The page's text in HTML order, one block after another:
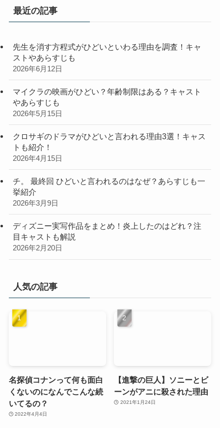
リ
最近の記事
先生を消す方程式がひどいといわる理由を調査！キャ
ストやあらすじも
2026年6月12日
マイクラの映画がひどい？年齢制限はある？キャスト
やあらすじも
2026年5月15日
クロサギのドラマがひどいと言われる理由3選！キャス
トも紹介！
2026年4月15日
チ。 最終回 ひどいと言われるのはなぜ？あらすじも一
挙紹介
2026年3月9日
ディズニー実写作品をまとめ！炎上したのはどれ？注
目キャストも解説
2026年2月20日
人気の記事
名探偵コナンって何も面白
くないのになんでこんな続
いてるの？
2022年4月4日
【進撃の巨人】ソニーとビ
ーンがアニに殺された理由
2021年1月24日